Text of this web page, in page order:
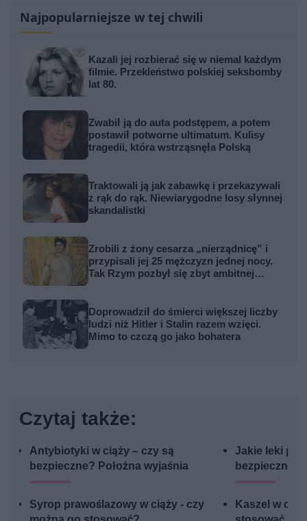
Najpopularniejsze w tej chwili
Kazali jej rozbierać się w niemal każdym
filmie. Przekleństwo polskiej seksbomby
lat 80.
Zwabił ją do auta podstępem, a potem
postawił potworne ultimatum. Kulisy
tragedii, która wstrząsnęła Polską
Traktowali ją jak zabawkę i przekazywali
z rąk do rąk. Niewiarygodne losy słynnej
skandalistki
Zrobili z żony cesarza „nierządnicę” i
przypisali jej 25 mężczyzn jednej nocy.
Tak Rzym pozbył się zbyt ambitnej
Doprowadził do śmierci większej liczby
ludzi niż Hitler i Stalin razem wzięci.
Mimo to czczą go jako bohatera
Czytaj także:
Antybiotyki w ciąży – czy są
bezpieczne? Położna wyjaśnia
Syrop prawoślazowy w ciąży - czy
Jakie leki
bezpieczne
Kaszel w